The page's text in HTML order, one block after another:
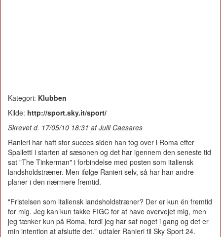
Kategori: Klubben
Kilde: http://sport.sky.it/sport/
Skrevet d. 17/05/10 18:31 af Julii Caesares
Ranieri har haft stor succes siden han tog over i Roma efter
Spalletti i starten af sæsonen og det har igennem den seneste tid
sat "The Tinkerman" i forbindelse med posten som italiensk
landsholdstræner. Men ifølge Ranieri selv, så har han andre
planer i den nærmere fremtid.
"Fristelsen som italiensk landsholdstræner? Der er kun én fremtid
for mig. Jeg kan kun takke FIGC for at have overvejet mig, men
jeg tænker kun på Roma, fordi jeg har sat noget i gang og det er
min intention at afslutte det." udtaler Ranieri til Sky Sport 24.